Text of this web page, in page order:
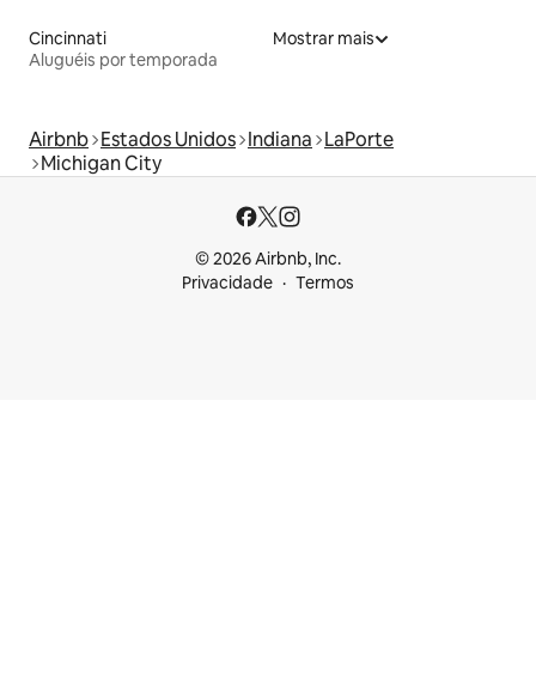
Cincinnati
Aluguéis por temporada
Mostrar mais
Airbnb Estados Unidos Indiana LaPorte
Michigan City
© 2026 Airbnb, Inc.
Privacidade
Termos